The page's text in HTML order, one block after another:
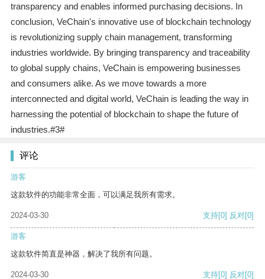
transparency and enables informed purchasing decisions. In
conclusion, VeChain's innovative use of blockchain technology
is revolutionizing supply chain management, transforming
industries worldwide. By bringing transparency and traceability
to global supply chains, VeChain is empowering businesses
and consumers alike. As we move towards a more
interconnected and digital world, VeChain is leading the way in
harnessing the potential of blockchain to shape the future of
industries.#3#
评论
游客
这款软件的功能非常全面，可以满足我所有需求。
2024-03-30 支持[0] 反对[0]
游客
这款软件简直是神器，解决了我所有问题。
2024-03-30 支持[0] 反对[0]